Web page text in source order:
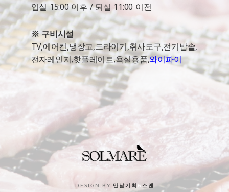
입실 15:00 이후 / 퇴실 11:00 이전
※ 구비시설
TV,에어컨,냉장고,드라이기,취사도구,전기밥솥,
전자레인지,핫플레이트,욕실용품,와이파이
DESIGN BY 만날기획 & 스맨